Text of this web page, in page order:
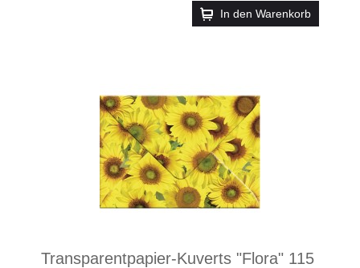
In den Warenkorb
Transparentpapier-Kuverts "Flora" 115